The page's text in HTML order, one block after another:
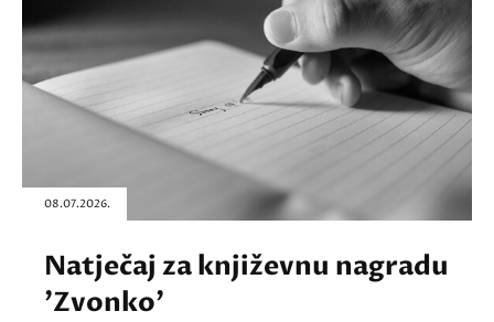
08.07.2026.
Natječaj za književnu nagradu
'Zvonko'